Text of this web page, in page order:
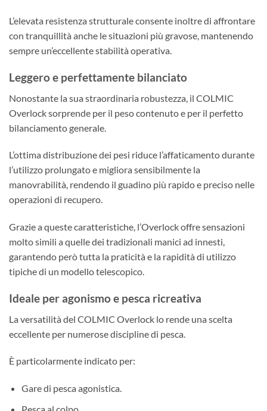
L’elevata resistenza strutturale consente inoltre di affrontare
con tranquillità anche le situazioni più gravose, mantenendo
sempre un’eccellente stabilità operativa.
Leggero e perfettamente bilanciato
Nonostante la sua straordinaria robustezza, il COLMIC
Overlock sorprende per il peso contenuto e per il perfetto
bilanciamento generale.
L’ottima distribuzione dei pesi riduce l’affaticamento durante
l’utilizzo prolungato e migliora sensibilmente la
manovrabilità, rendendo il guadino più rapido e preciso nelle
operazioni di recupero.
Grazie a queste caratteristiche, l’Overlock offre sensazioni
molto simili a quelle dei tradizionali manici ad innesti,
garantendo però tutta la praticità e la rapidità di utilizzo
tipiche di un modello telescopico.
Ideale per agonismo e pesca ricreativa
La versatilità del COLMIC Overlock lo rende una scelta
eccellente per numerose discipline di pesca.
È particolarmente indicato per:
Gare di pesca agonistica.